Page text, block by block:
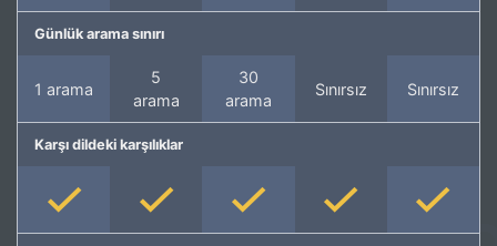
Günlük arama sınırı
1 arama
5
arama
30
arama
Sınırsız Sınırsız
Karşı dildeki karşılıklar